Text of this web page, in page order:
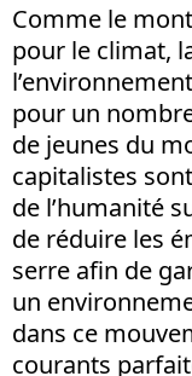
Comme le
pour le climat,
pour un
de jeunes du
capitalistes
de l’humanité
de réduire les
serre afin de
un
dans ce
courants